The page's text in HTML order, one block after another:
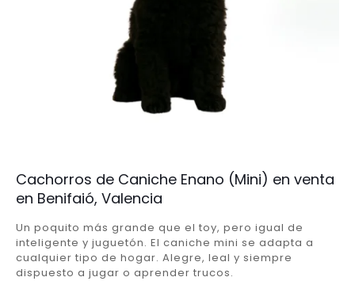
Cachorros de Caniche Enano (Mini) en venta
en Benifaió, Valencia
Un poquito más grande que el toy, pero igual de
inteligente y juguetón. El caniche mini se adapta a
cualquier tipo de hogar. Alegre, leal y siempre
dispuesto a jugar o aprender trucos.